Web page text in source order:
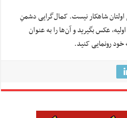
اولتان شاهکار نیست. کمال‌گرایی دشمنِ
عکس بگیرید و آن‌ها را به عنوان
رونمایی کنید.